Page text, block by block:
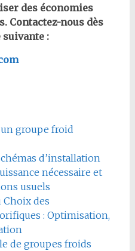
des économies
Contactez-nous dès
suivante :
groupe froid
d’installation
nécessaire et
usuels
Choix des
: Optimisation,
de groupes froids